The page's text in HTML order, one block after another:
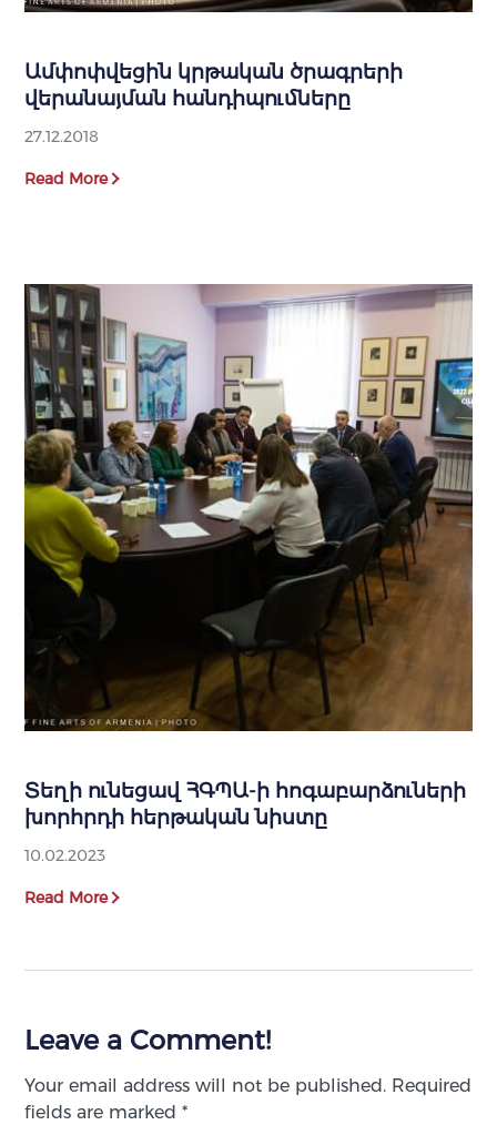
Ամփոփվեցին կրթական ծրագրերի
վերանայման հանդիպումները
27.12.2018
Read More
Տեղի ունեցավ ՀԳՊԱ-ի հոգաբարձուների
խորհրդի հերթական նիստը
10.02.2023
Read More
Leave a Comment!
Your email address will not be published. Required
fields are marked*